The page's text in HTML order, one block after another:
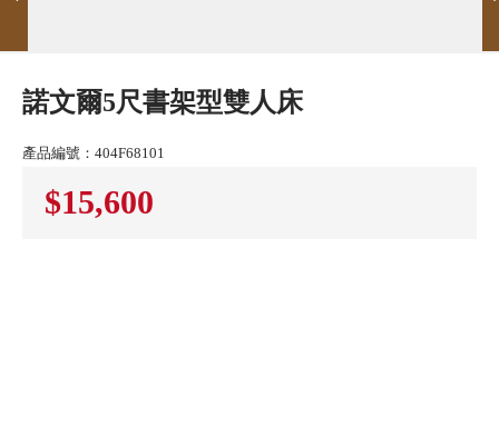
諾文爾5尺書架型雙人床
產品編號：404F68101
$15,600